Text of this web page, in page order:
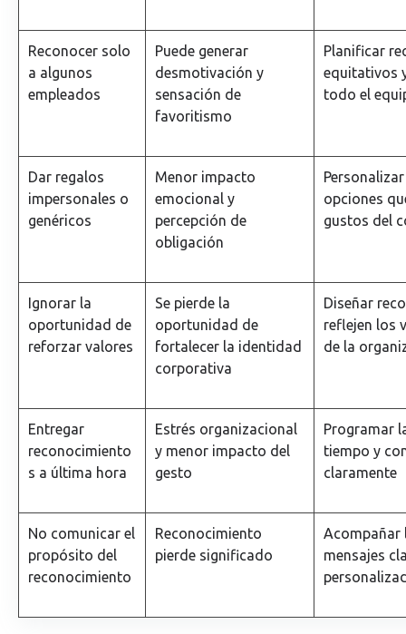
Reconocer solo
a algunos
empleados
Puede generar
desmotivación y
sensación de
favoritismo
Planificar
equitativos
todo el
Dar regalos
impersonales o
genéricos
Menor impacto
emocional y
percepción de
obligación
opciones
gustos del
Ignorar la
oportunidad de
reforzar valores
Se pierde la
oportunidad de
fortalecer la identidad
corporativa
Diseñar
reflejen los
de la
Entregar
reconocimiento
s a última hora
Estrés organizacional
y menor impacto del
gesto
Programar
tiempo y
claramente
No comunicar el
propósito del
reconocimiento
Reconocimiento
pierde significado
Acompañar
mensajes